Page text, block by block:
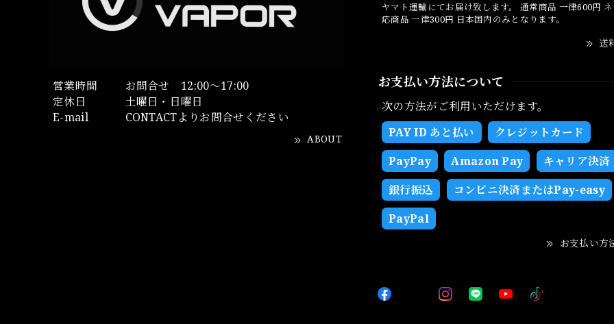
営業時間
お問合せ 12:00～17:00
定休日
土曜日・日曜日
E-mail
CONTACTよりお問合せください
ABOUT
ヤマト運輸にてお届け致します。 通常商品 一律600円
応商品 一律300円 日本国内のみとなります。
送
お支払い方法について
次の方法がご利用いただけます。
PAY ID あと払い
クレジットカード
PayPay
Amazon Pay
キャリア決済
銀行振込
コンビニ決済またはPay-easy
PayPal
お支払い方